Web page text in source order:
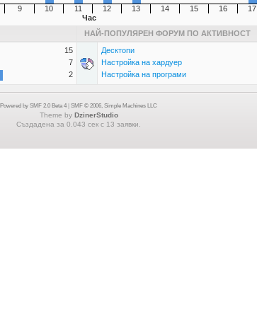
9 10 11 12 13 14 15 16 17
Час
НАЙ-ПОПУЛЯРЕН ФОРУМ ПО АКТИВНОСТ
15
7
2
Десктопи
Настройка на хардуер
Настройка на програми
Powered by SMF 2.0 Beta 4 SMF © 2006, Simple Machines LLC
Theme by DzinerStudio
Създадена за 0.043 сек с 13 заявки.